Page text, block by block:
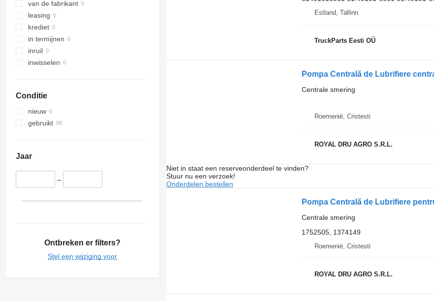
van de fabrikant
leasing
krediet
in termijnen
inruil
inwisselen
Conditie
nieuw
gebruikt
Jaar
–
Ontbreken er filters?
Stel een wijziging voor
Estland, Tallinn
TruckParts Eesti OÜ
Pompa Centrală de Lubrifiere
Centrale smering
Roemenië, Cristesti
ROYAL DRU AGRO S.R.L.
Niet in staat een reserveonderdeel te vinden?
Stuur nu een verzoek!
Onderdelen bestellen
Centrale smering
1752505, 1374149
Roemenië, Cristesti
ROYAL DRU AGRO S.R.L.